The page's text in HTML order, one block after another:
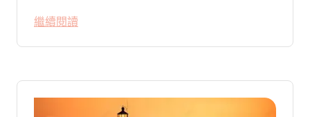
繼續閱讀